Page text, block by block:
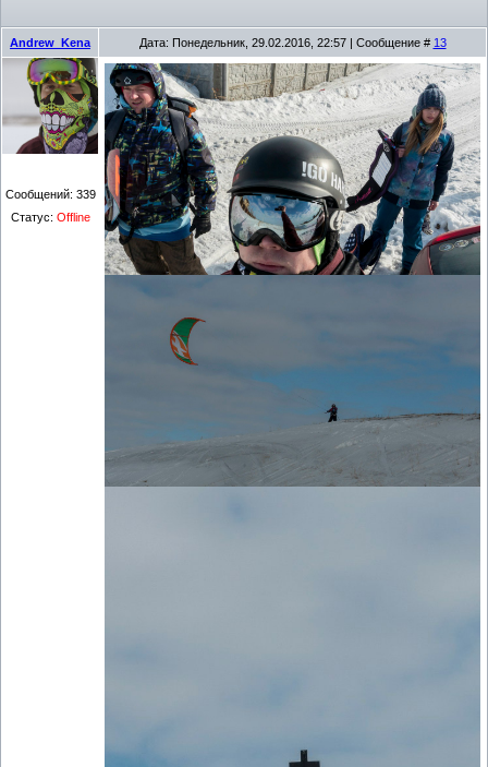
Andrew_Kena Дата: Понедельник, 29.02.2016, 22:57 | Сообщение # 13
Сообщений: 339
Статус: Offline